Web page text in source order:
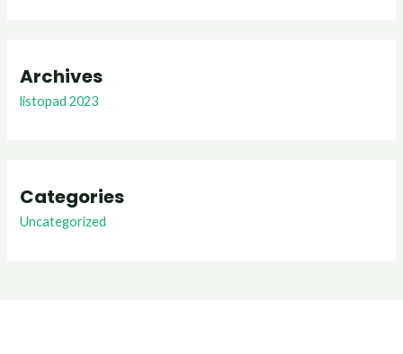
Archives
listopad 2023
Categories
Uncategorized